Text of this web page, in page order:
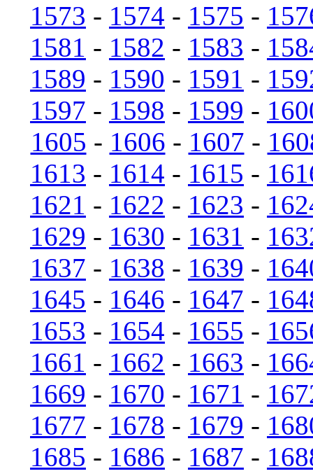
1573 - 1574 - 1575 -
1581 - 1582 - 1583 -
1589 - 1590 - 1591 -
1597 - 1598 - 1599 -
1605 - 1606 - 1607 -
1613 - 1614 - 1615 -
1621 - 1622 - 1623 -
1629 - 1630 - 1631 -
1637 - 1638 - 1639 -
1645 - 1646 - 1647 -
1653 - 1654 - 1655 -
1661 - 1662 - 1663 -
1669 - 1670 - 1671 -
1677 - 1678 - 1679 -
1685 - 1686 - 1687 -